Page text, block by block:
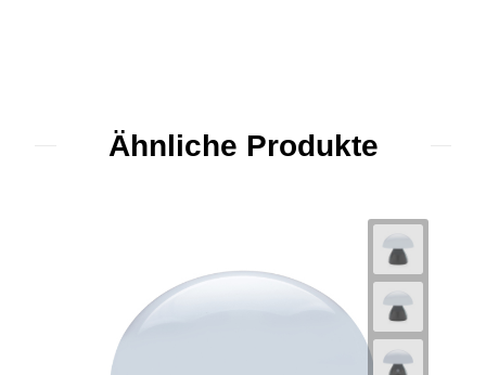
Ähnliche Produkte